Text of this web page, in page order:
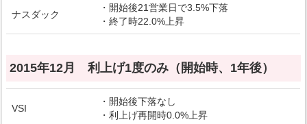
ナスダック
・開始後21営業日で3.5%下落
・終了時22.0%上昇
2015年12月 利上げ1度のみ（開始時、1年後）
VSI
・開始後下落なし
・利上げ再開時0.0%上昇